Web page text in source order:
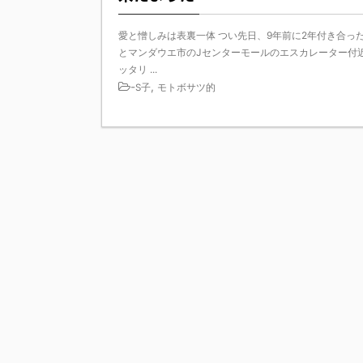
愛と憎しみは表裏一体 つい先日、9年前に2年付き合っ
とマンダウエ市のJセンターモールのエスカレーター付
ッタリ ...
-S子, モトボサツ的